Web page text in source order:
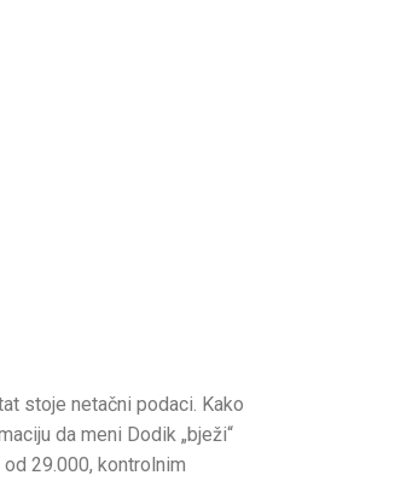
stoje netačni podaci. Kako
da meni Dodik „bježi“
29.000, kontrolnim